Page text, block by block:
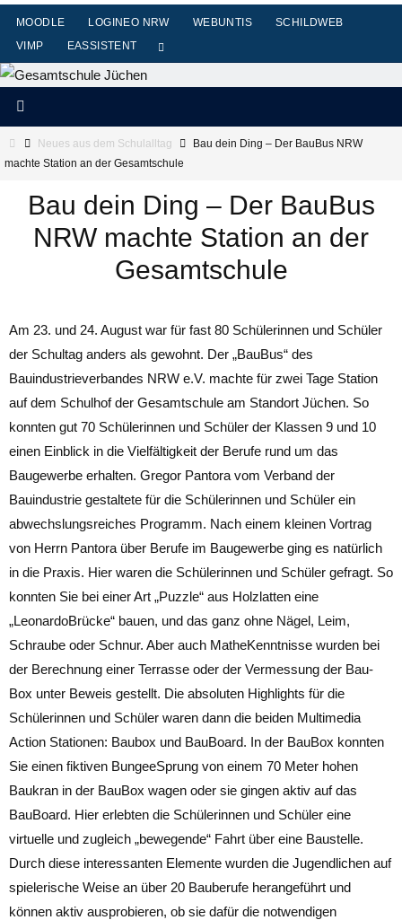
Zum
Inhalt
springen
MOODLE LOGINEO NRW WEBUNTIS
SCHILDWEB
VIMP
EASSISTENT
StartNeues aus dem Schulalltag
Bau dein Ding – Der BauBus NRW
machte Station an der Gesamtschule
Bau dein Ding – Der BauBus
NRW machte Station an der
Gesamtschule
Am 23. und 24. August war für fast 80 Schülerinnen und Schüler
der Schultag anders als gewohnt. Der „BauBus“ des
Bauindustrieverbandes NRW e.V. machte für zwei Tage Station
auf dem Schulhof der Gesamtschule am Standort Jüchen. So
konnten gut 70 Schülerinnen und Schüler der Klassen 9 und 10
einen Einblick in die Vielfältigkeit der Berufe rund um das
Baugewerbe erhalten. Gregor Pantora vom Verband der
Bauindustrie gestaltete für die Schülerinnen und Schüler ein
abwechslungsreiches Programm. Nach einem kleinen Vortrag
von Herrn Pantora über Berufe im Baugewerbe ging es natürlich
in die Praxis. Hier waren die Schülerinnen und Schüler gefragt. So
konnten Sie bei einer Art „Puzzle“ aus Holzlatten eine
„LeonardoBrücke“ bauen, und das ganz ohne Nägel, Leim,
Schraube oder Schnur. Aber auch MatheKenntnisse wurden bei
der Berechnung einer Terrasse oder der Vermessung der Bau-
Box unter Beweis gestellt. Die absoluten Highlights für die
Schülerinnen und Schüler waren dann die beiden Multimedia
Action Stationen: Baubox und BauBoard. In der BauBox konnten
Sie einen fiktiven BungeeSprung von einem 70 Meter hohen
Baukran in der BauBox wagen oder sie gingen aktiv auf das
BauBoard. Hier erlebten die Schülerinnen und Schüler eine
virtuelle und zugleich „bewegende“ Fahrt über eine Baustelle.
Durch diese interessanten Elemente wurden die Jugendlichen auf
spielerische Weise an über 20 Bauberufe herangeführt und
können aktiv ausprobieren, ob sie dafür die notwendigen